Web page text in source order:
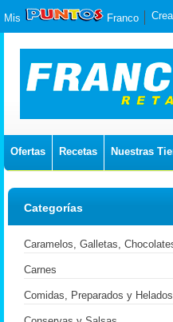
Mis Franco
Ofertas Recetas Nuestras
Categorías
Caramelos, Galletas,
Carnes
Comidas, Preparados y Helados